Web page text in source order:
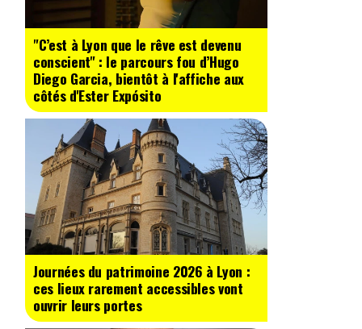
"C’est à Lyon que le rêve est devenu
conscient" : le parcours fou d’Hugo
Diego Garcia, bientôt à l'affiche aux
côtés d'Ester Expósito
Journées du patrimoine 2026 à Lyon :
ces lieux rarement accessibles vont
ouvrir leurs portes